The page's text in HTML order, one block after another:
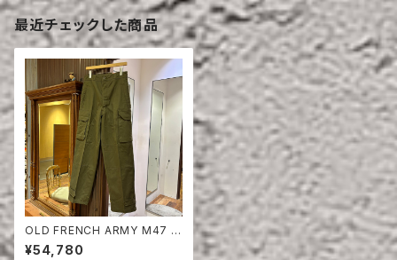
最近チェックした商品
OLD FRENCH ARMY M47 T
ROUSERS DEAD STOCK
¥54,780